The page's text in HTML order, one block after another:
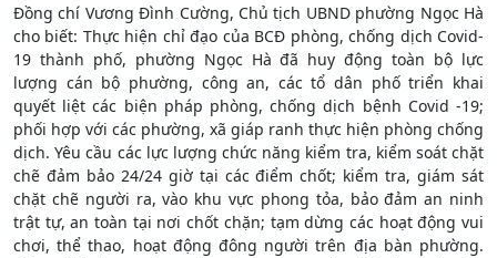
Đồng chí Vương Đình Cường, Chủ tịch UBND phường Ngọc Hà
cho biết: Thực hiện chỉ đạo của BCĐ phòng, chống dịch Covid-
19 thành phố, phường Ngọc Hà đã huy động toàn bộ lực
lượng cán bộ phường, công an, các tổ dân phố triển khai
quyết liệt các biện pháp phòng, chống dịch bệnh Covid -19;
phối hợp với các phường, xã giáp ranh thực hiện phòng chống
dịch. Yêu cầu các lực lượng chức năng kiểm tra, kiểm soát chặt
chẽ đảm bảo 24/24 giờ tại các điểm chốt; kiểm tra, giám sát
chặt chẽ người ra, vào khu vực phong tỏa, bảo đảm an ninh
trật tự, an toàn tại nơi chốt chặn; tạm dừng các hoạt động vui
chơi, thể thao, hoạt động đông người trên địa bàn phường.